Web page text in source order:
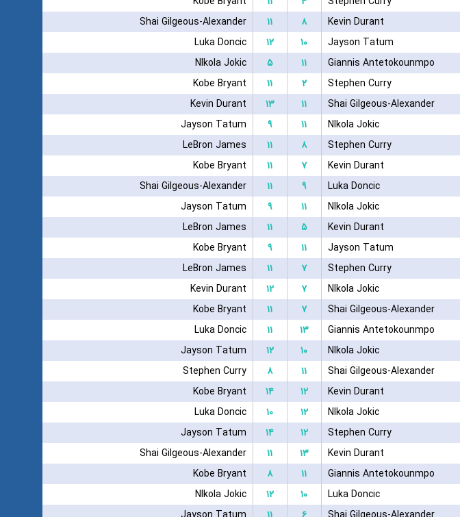
Shai Gilgeous-Alexander
۱۱ ۸ Kevin Durant
Luka Doncic
۱۲ ۱۰ Jayson Tatum
NIkola Jokic
۵ ۱۱ Giannis Antetokounmpo
Kobe Bryant
۱۱ ۲ Stephen Curry
Kevin Durant
۱۳ ۱۱ Shai Gilgeous-Alexander
Jayson Tatum
۹ ۱۱ NIkola Jokic
LeBron James
۱۱ ۸ Stephen Curry
Kobe Bryant
۱۱ ۷ Kevin Durant
Shai Gilgeous-Alexander
۱۱ ۹ Luka Doncic
Jayson Tatum
۹ ۱۱ NIkola Jokic
LeBron James
۱۱ ۵ Kevin Durant
Kobe Bryant
۹ ۱۱ Jayson Tatum
LeBron James
۱۱ ۷ Stephen Curry
Kevin Durant
۱۲ ۷ NIkola Jokic
Kobe Bryant
۱۱ ۷ Shai Gilgeous-Alexander
Luka Doncic
۱۱ ۱۳ Giannis Antetokounmpo
Jayson Tatum
۱۲ ۱۰ NIkola Jokic
Stephen Curry
۸ ۱۱ Shai Gilgeous-Alexander
Kobe Bryant
۱۴ ۱۲ Kevin Durant
Luka Doncic
۱۰ ۱۲ NIkola Jokic
Jayson Tatum
۱۴ ۱۲ Stephen Curry
Shai Gilgeous-Alexander
۱۱ ۱۳ Kevin Durant
Kobe Bryant
۸ ۱۱ Giannis Antetokounmpo
NIkola Jokic
۱۲ ۱۰ Luka Doncic